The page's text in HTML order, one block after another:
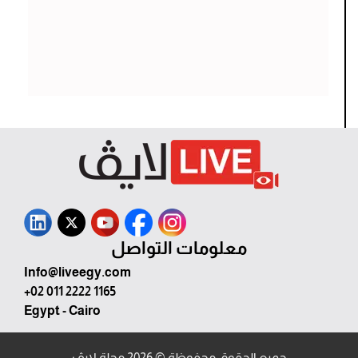
معلومات التواصل
Info@liveegy.com
+02 011 2222 1165
Egypt - Cairo